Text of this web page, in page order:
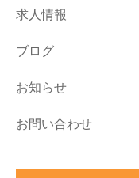
求人情報
ブログ
お知らせ
お問い合わせ